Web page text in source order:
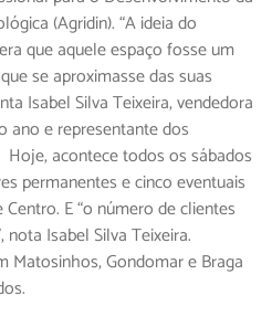
(Agridin). “A ideia do
que aquele espaço fosse um
se aproximasse das suas
Isabel Silva Teixeira, vendedora
ano e representante dos
acontece todos os sábados
permanentes e cinco eventuais
E “o número de clientes
Isabel Silva Teixeira.
Matosinhos, Gondomar e Braga